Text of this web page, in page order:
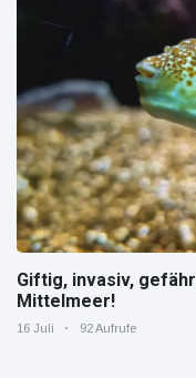
Giftig, invasiv,
Mittelmeer!
16 Juli 92 Aufrufe